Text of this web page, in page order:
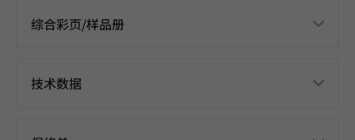
综合彩页/样品册
技术数据